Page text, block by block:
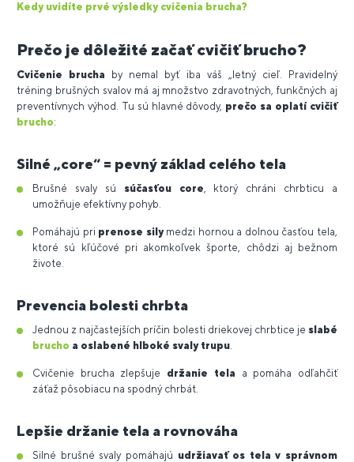
Kedy uvidíte prvé výsledky cvičenia brucha?
Prečo je dôležité začať cvičiť brucho?
Cvičenie brucha by nemal byť iba váš „letný cieľ. Pravidelný
tréning brušných svalov má aj množstvo zdravotných, funkčných aj
preventívnych výhod. Tu sú hlavné dôvody, prečo sa oplatí cvičiť
brucho:
Silné „core“ = pevný základ celého tela
Brušné svaly sú súčasťou core , ktorý chráni chrbticu a
umožňuje efektívny pohyb.
Pomáhajú pri prenose silymedzi hornou a dolnou časťou tela,
ktoré sú kľúčové pri akomkoľvek športe, chôdzi aj bežnom
živote.
Prevencia bolesti chrbta
Jednou z najčastejších príčin bolesti driekovej chrbtice je slabé
brucho a oslabené hlboké svaly trupu
Cvičenie brucha zlepšuje držanie tela a pomáha odľahčiť
záťaž pôsobiacu na spodný chrbát.
Lepšie držanie tela a rovnováha
Silné brušné svaly pomáhajú udržiavať os tela v správnom